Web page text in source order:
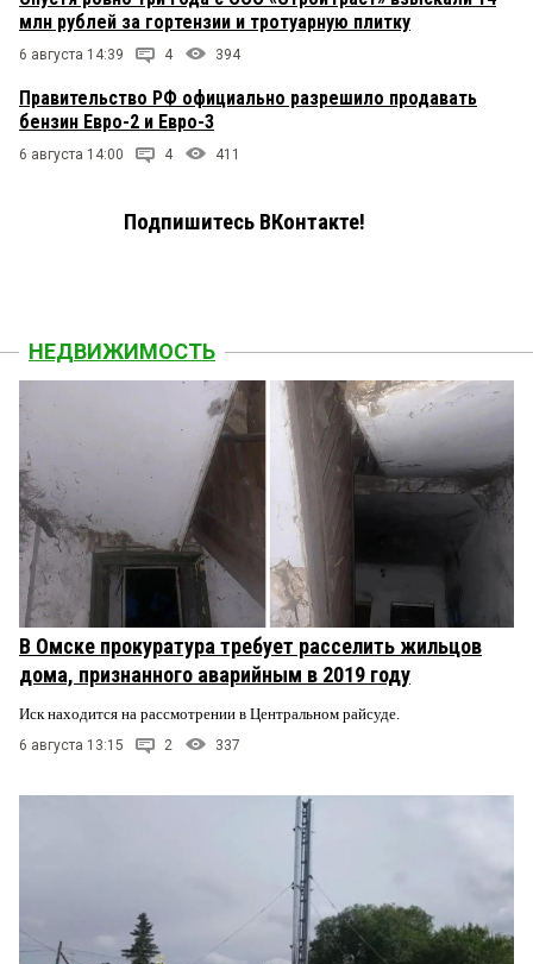
млн рублей за гортензии и тротуарную плитку
6 августа 14:39 4 394
Правительство РФ официально разрешило продавать
бензин Евро-2 и Евро-3
6 августа 14:00 4 411
Подпишитесь ВКонтакте!
НЕДВИЖИМОСТЬ
В Омске прокуратура требует расселить жильцов
дома, признанного аварийным в 2019 году
Иск находится на рассмотрении в Центральном райсуде.
6 августа 13:15 2 337